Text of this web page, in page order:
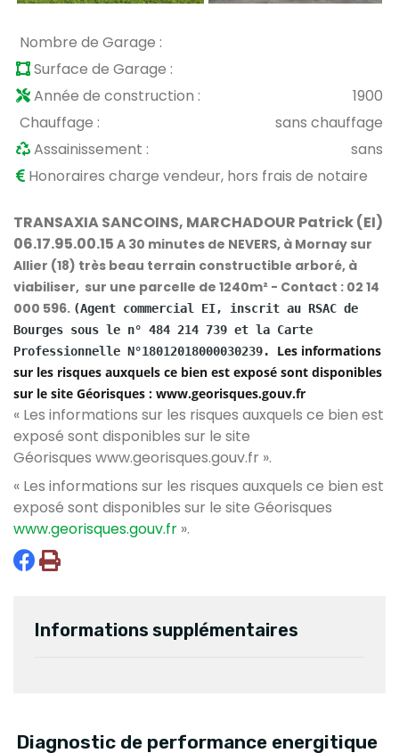
Nombre de Garage :
Surface de Garage :
Année de construction :
1900
Chauffage :
sans chauffage
Assainissement :
sans
Honoraires charge vendeur, hors frais de notaire
TRANSAXIA SANCOINS, MARCHADOUR Patrick (EI)
06.17.95.00.15 A 30 minutes de NEVERS, à Mornay sur
Allier (18) très beau terrain constructible arboré, à
viabiliser, sur une parcelle de 1240m² - Contact : 02 14
000 596. (Agent commercial EI, inscrit au RSAC de
Bourges sous le n° 484 214 739 et la Carte
Professionnelle N°18012018000030239. Les informations
sur les risques auxquels ce bien est exposé sont disponibles
sur le site Géorisques : www.georisques.gouv.fr
« Les informations sur les risques auxquels ce bien est
exposé sont disponibles sur le site
Géorisques www.georisques.gouv.fr ».
« Les informations sur les risques auxquels ce bien est
exposé sont disponibles sur le site Géorisques
www.georisques.gouv.fr ».
Informations supplémentaires
Diagnostic de performance energitique